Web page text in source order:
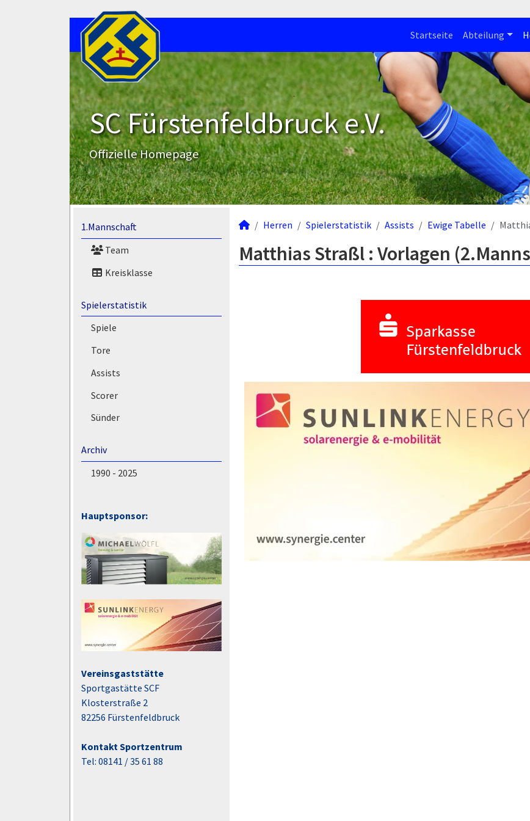
Startseite Abteilung
SC Fürstenfeldbruck e.V.
Offizielle Homepage
1.Mannschaft
Team
Kreisklasse
Spielerstatistik
Spiele
Tore
Assists
Scorer
Sünder
Archiv
1990 - 2025
Hauptsponsor:
Vereinsgaststätte
Sportgastätte SCF
Klosterstraße 2
82256 Fürstenfeldbruck
Kontakt Sportzentrum
Tel: 08141 / 35 61 88
Herren Spielerstatistik Assists Ewige Tabelle
Matthias Straßl : Vorlagen